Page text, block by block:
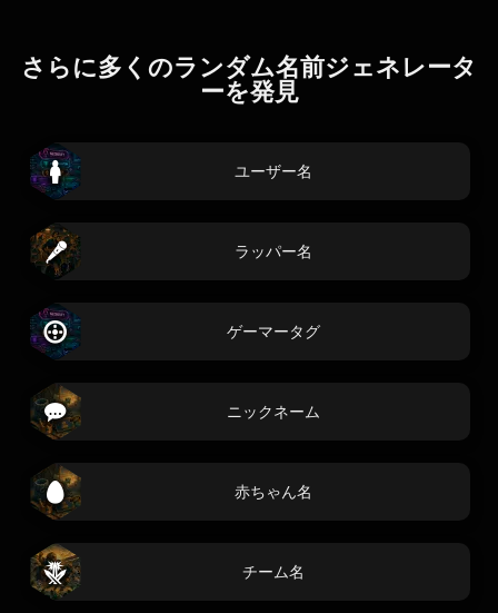
さらに多くのランダム名前ジェネレータ
ーを発見
ユーザー名
ラッパー名
ゲーマータグ
ニックネーム
赤ちゃん名
チーム名